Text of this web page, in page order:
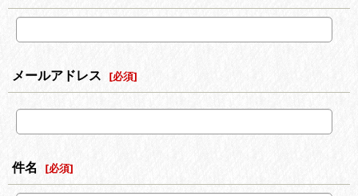
メールアドレス [必須]
件名 [必須]